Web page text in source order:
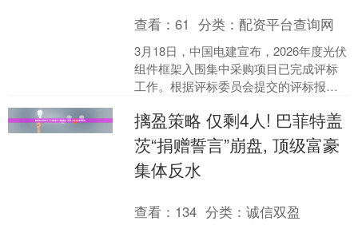
查看：61 分类：配资平台查询网
3月18日，中国电建宣布，2026年度光伏
组件框架入围集中采购项目已完成评标
工作。根据评标委员会提交的评标报
围供应商公示。 标....
摛盈策略 仅剩4人! 巴菲特盖
茨“捐赠誓言”崩盘, 顶级富豪
集体反水
查看： 134 分类：诚信双盈